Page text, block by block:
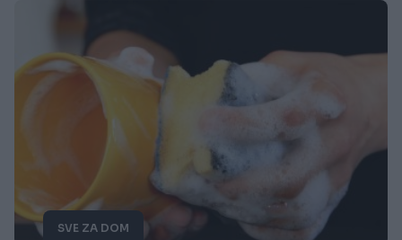
SVE ZA DOM